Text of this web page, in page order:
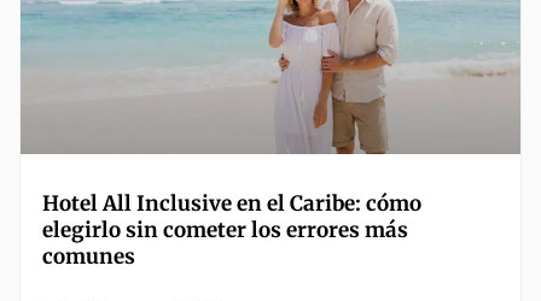
Hotel All Inclusive en el Caribe: cómo
elegirlo sin cometer los errores más
comunes